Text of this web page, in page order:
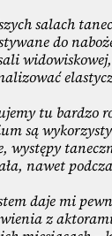
salach
do
tu bardzo
są
występy
nawet
daje mi
z